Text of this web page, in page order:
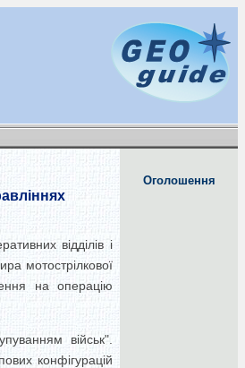
відділів і
мотострілкової
на операцію
військ".
конфігурацій
Оголошення